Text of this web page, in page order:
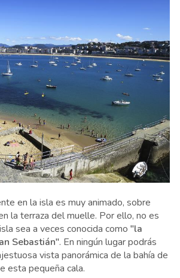
en la isla es muy animado, sobre
la terraza del muelle. Por ello, no es
sea a veces conocida como "la
Sebastián". En ningún lugar podrás
vista panorámica de la bahía de
esta pequeña cala.